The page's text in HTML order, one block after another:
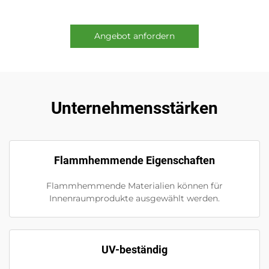
Angebot anfordern
Unternehmensstärken
Flammhemmende Eigenschaften
Flammhemmende Materialien können für
Innenraumprodukte ausgewählt werden.
UV-beständig